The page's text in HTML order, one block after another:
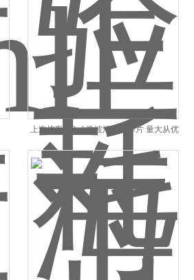
上海屹尧100ml 微波消解罐弹片 量大从优